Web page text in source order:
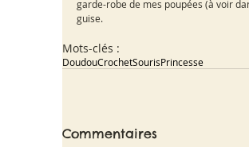
garde-robe de mes poupées (à voir
guise.
Mots-clés :
DoudouCrochetSourisPrincesse
Commentaires